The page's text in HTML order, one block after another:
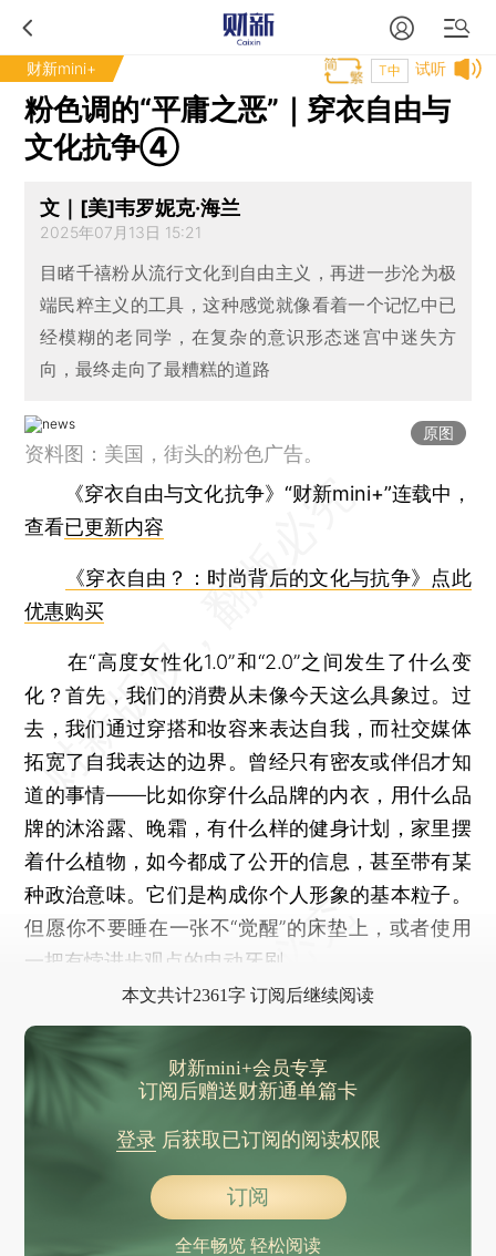
财新mini+ 试听
T中
粉色调的“平庸之恶”｜穿衣自由与
文化抗争④
文｜[美]韦罗妮克·海兰
2025年07月13日 15:21
目睹千禧粉从流行文化到自由主义，再进一步沦为极
端民粹主义的工具，这种感觉就像看着一个记忆中已
经模糊的老同学，在复杂的意识形态迷宫中迷失方
向，最终走向了最糟糕的道路
原图
资料图：美国，街头的粉色广告。
《穿衣自由与文化抗争》“财新mini+”连载中，
查看已更新内容
《穿衣自由？：时尚背后的文化与抗争》点此
优惠购买
在“高度女性化1.0”和“2.0”之间发生了什么变
化？首先，我们的消费从未像今天这么具象过。过
去，我们通过穿搭和妆容来表达自我，而社交媒体
拓宽了自我表达的边界。曾经只有密友或伴侣才知
道的事情——比如你穿什么品牌的内衣，用什么品
牌的沐浴露、晚霜，有什么样的健身计划，家里摆
着什么植物，如今都成了公开的信息，甚至带有某
种政治意味。它们是构成你个人形象的基本粒子。
但愿你不要睡在一张不“觉醒”的床垫上，或者使用
一把有悖进步观点的电动牙刷。
本文共计2361字 订阅后继续阅读
财新mini+会员专享
订阅后赠送财新通单篇卡
登录后获取已订阅的阅读权限
订阅
全年畅览 轻松阅读